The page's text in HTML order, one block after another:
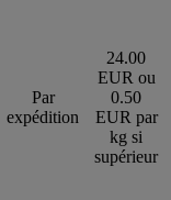
Par
expédition
24.00
EUR ou
0.50
EUR par
kg si
supérieur